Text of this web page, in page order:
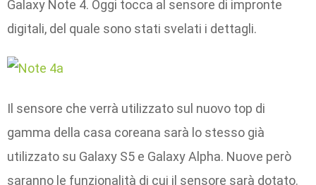
Galaxy Note 4. Oggi tocca al sensore di impronte
digitali, del quale sono stati svelati i dettagli.
Il sensore che verrà utilizzato sul nuovo top di
gamma della casa coreana sarà lo stesso già
utilizzato su Galaxy S5 e Galaxy Alpha. Nuove però
saranno le funzionalità di cui il sensore sarà dotato.